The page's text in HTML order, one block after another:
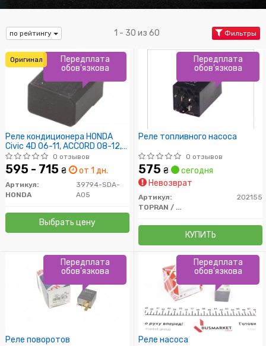
по рейтингу 1 - 30 из 60 Фильтры
Реле кондиционера HONDA
Civic 4D 06-11, ACCORD 08-12,
CIVIC VIII 06-0 отзывов
595 - 715 ₴ от 1 дн.
Артикул:
39794-SDA-
A05
HONDA
Выбрать цену
Передплата
обов'язкова
Оригинал
Реле топливного насоса
0 отзывов
575 ₴
сегодня
Невозврат
Артикул:
202155
TOPRAN / HANS PRIES
КУПИТЬ
Передплата
обов'язкова
Реле поворотов
Передплата
обов'язкова
Реле насоса
Передплата
обов'язкова